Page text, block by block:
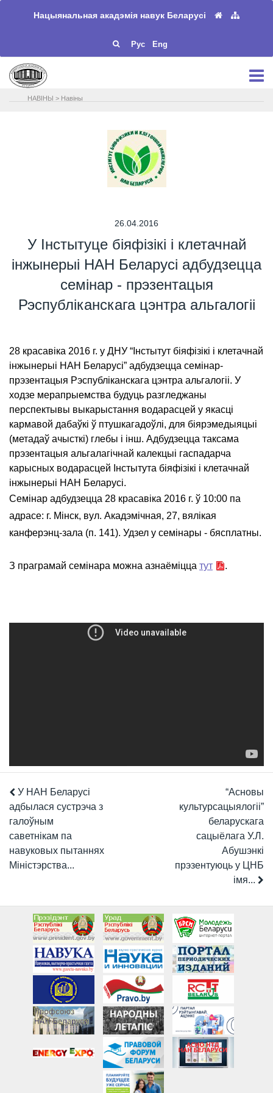
Нацыянальная акадэмія навук Беларусі
Рус Eng
НАВIНЫ > Навіны
26.04.2016
У Інстытуце біяфізікі і клетачнай
інжынерыі НАН Беларусі адбудзецца
семінар - прэзентацыя
Рэспубліканскага цэнтра альгалогіі
28 красавіка 2016 г. у ДНУ “Інстытут біяфізікі і клетачнай
інжынерыі НАН Беларусі” адбудзецца семінар-
прэзентацыя Рэспубліканскага цэнтра альгалогіі. У
ходзе мерапрыемства будуць разгледжаны
перспектывы выкарыстання водарасцей у якасці
кармавой дабаўкі ў птушкагадоўлі, для біярэмедыяцыі
(метадаў ачысткі) глебы і інш. Адбудзецца таксама
прэзентацыя альгалагічнай калекцыі гаспадарча
карысных водарасцей Інстытута біяфізікі і клетачнай
інжынерыі НАН Беларусі.
Семінар адбудзецца 28 красавіка 2016 г. ў 10:00 па
адрасе: г. Мінск, вул. Акадэмічная, 27, вялікая
канферэнц-зала (п. 141). Удзел у семінары - бясплатны.
З праграмай семінара можна азнаёміцца тут .
У НАН Беларусі
адбылася сустрэча з
галоўным
саветнікам па
навуковых пытаннях
Міністэрства...
“Асновы
культурсацыялогіі”
беларускага
сацыёлага У.Л.
Абушэнкі
прэзентуюць у ЦНБ
імя...